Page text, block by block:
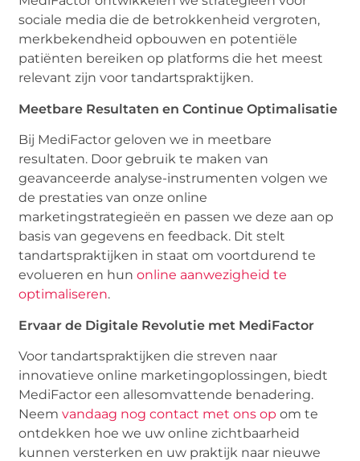
sociale media die de betrokkenheid vergroten,
merkbekendheid opbouwen en potentiële
patiënten bereiken op platforms die het meest
relevant zijn voor tandartspraktijken.
Meetbare Resultaten en Continue Optimalisatie
Bij MediFactor geloven we in meetbare
resultaten. Door gebruik te maken van
geavanceerde analyse-instrumenten volgen we
de prestaties van onze online
marketingstrategieën en passen we deze aan op
basis van gegevens en feedback. Dit stelt
tandartspraktijken in staat om voortdurend te
evolueren en hunonline aanwezigheid te
optimaliseren.
Ervaar de Digitale Revolutie met MediFactor
Voor tandartspraktijken die streven naar
innovatieve online marketingoplossingen, biedt
MediFactor een allesomvattende benadering.
Neemvandaag nog contact met ons op om te
ontdekken hoe we uw online zichtbaarheid
kunnen versterken en uw praktijk naar nieuwe